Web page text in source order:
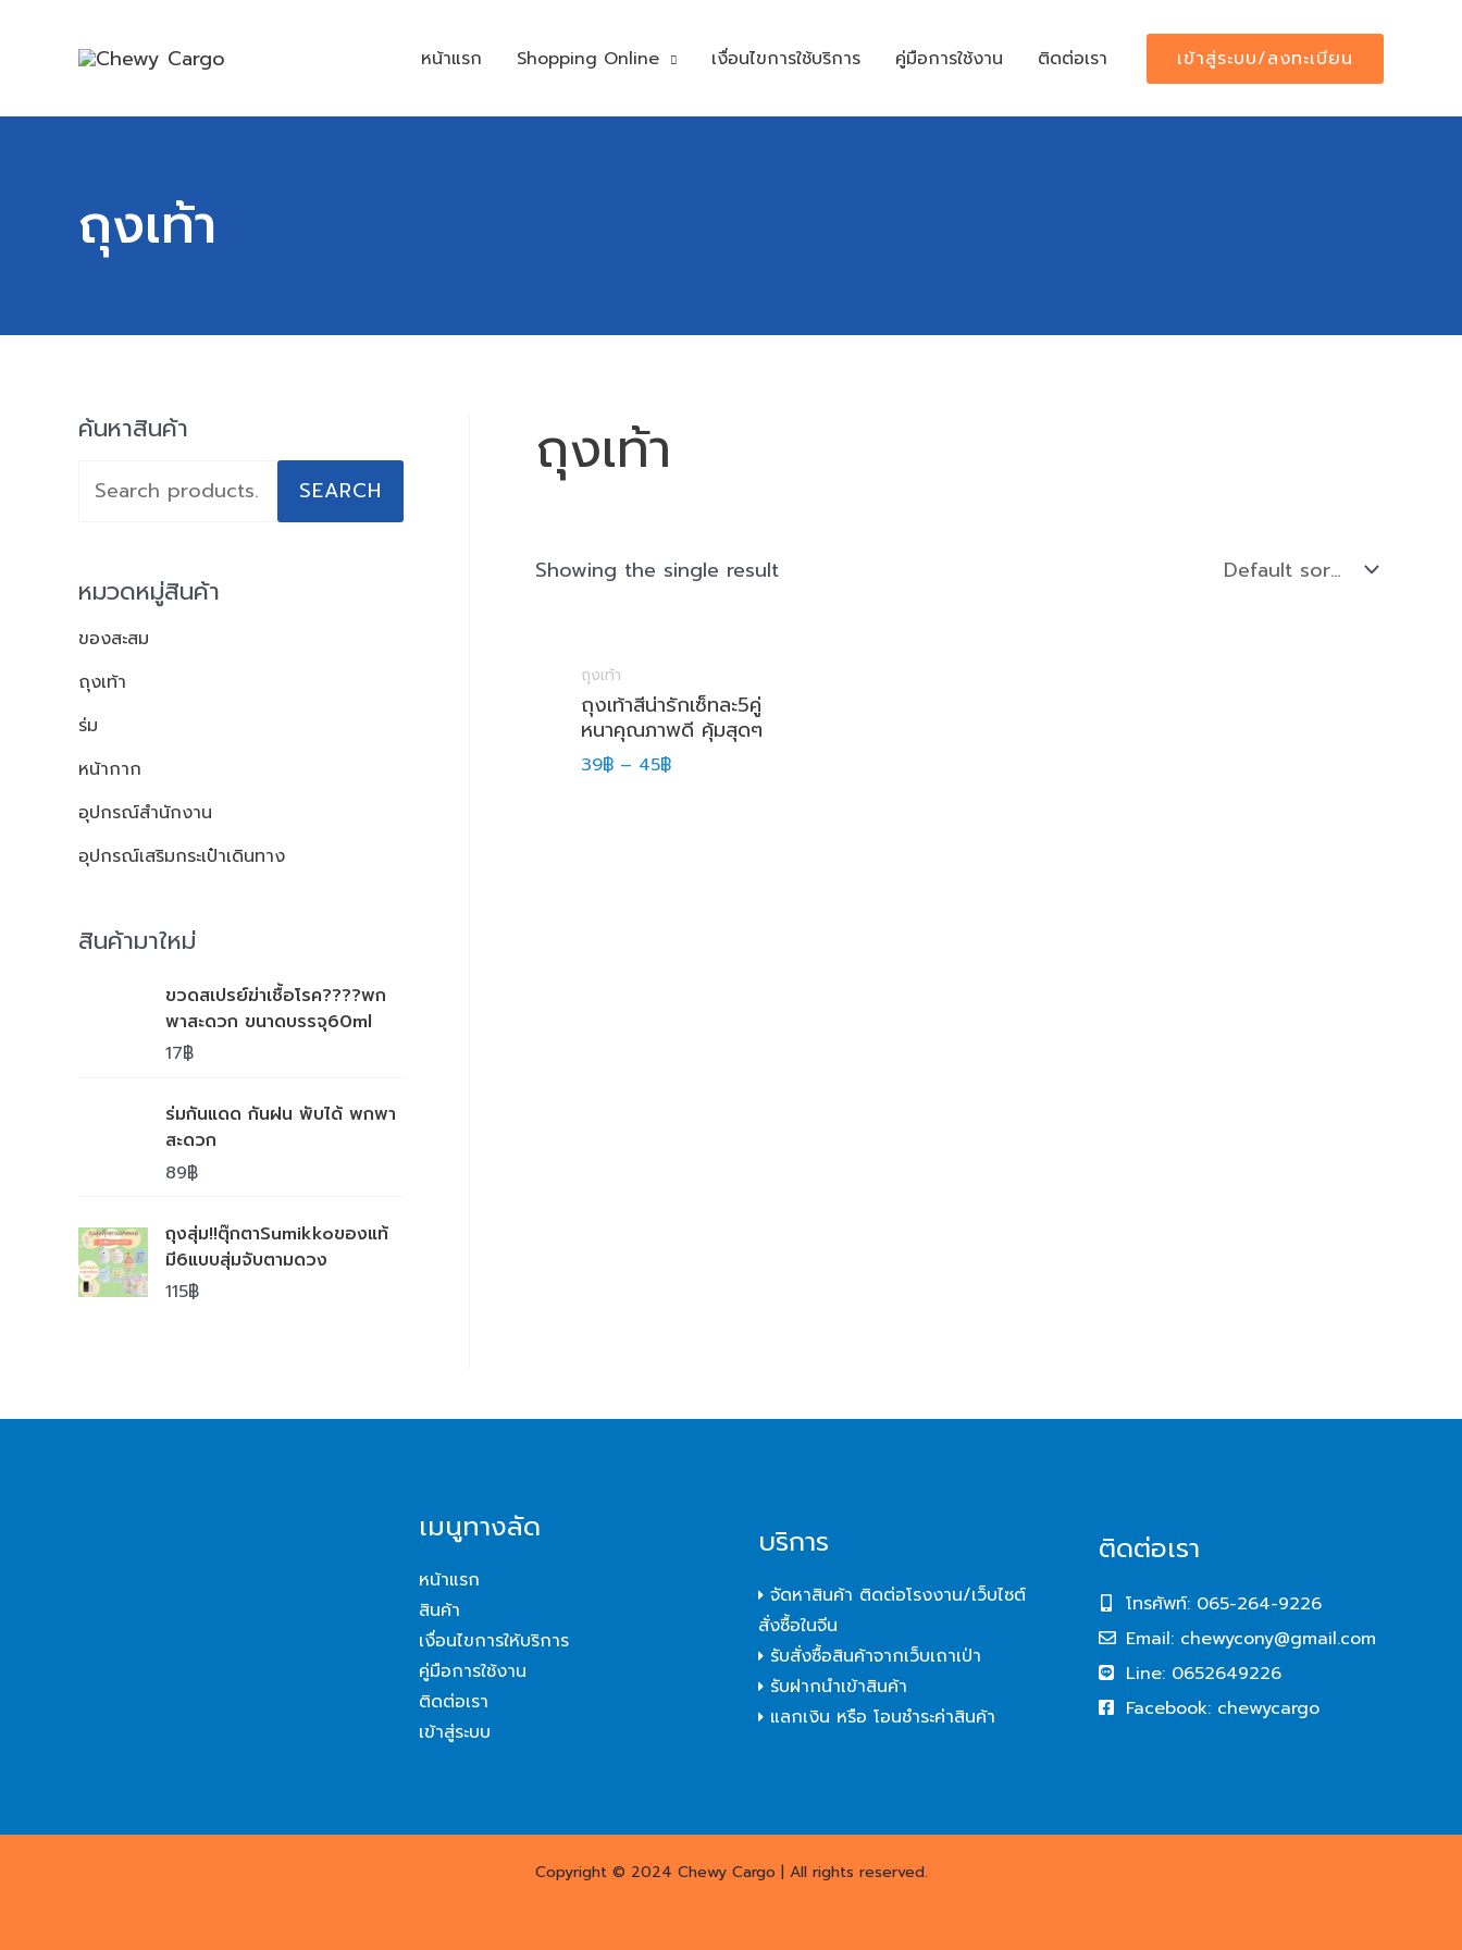
หน้าแรก Shopping Online เงื่อนไขการใช้บริการ คู่มือการใช้งาน ติดต่อเรา เข้าสู่ระบบ/ลงทะเบียน
ถุงเท้า
ค้นหาสินค้า
S
h
f
o
SEARCH
หมวดหมู่สินค้า
ของสะสม
ถุงเท้า
ร่ม
หน้ากาก
อุปกรณ์สำนักงาน
อุปกรณ์เสริมกระเป๋าเดินทาง
สินค้ามาใหม่
ขวดสเปรย์ฆ่าเชื้อโรค????พก
พาสะดวก ขนาดบรรจุ60ml
17฿
ร่มกันแดด กันฝน พับได้ พกพา
สะดวก
89฿
ถุงสุ่ม!!ตุ๊กตาSumikkoของแท้
มี6แบบสุ่มจับตามดวง
115฿
ถุงเท้า
Showing the single result
ถุงเท้า
ถุงเท้าสีน่ารักเซ็ทละ5คู่
หนาคุณภาพดี คุ้มสุดๆ
39฿– 45฿
เมนูทางลัด
หน้าแรก
สินค้า
เงื่อนไขการให้บริการ
คู่มือการใช้งาน
ติดต่อเรา
เข้าสู่ระบบ
บริการ
จัดหาสินค้า ติดต่อโรงงาน/เว็บไซต์
สั่งซื้อในจีน
รับสั่งซื้อสินค้าจากเว็บเถาเป่า
รับฝากนำเข้าสินค้า
แลกเงิน หรือ โอนชำระค่าสินค้า
ติดต่อเรา
โทรศัพท์: 065-264-9226
Email: chewycony@gmail.com
Line: 0652649226
Facebook: chewycargo
Copyright © 2024 Chewy Cargo | All rights reserved.